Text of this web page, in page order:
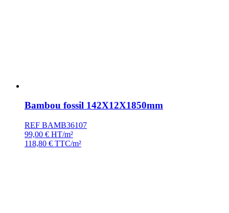
Bambou fossil 142X12X1850mm
REF BAMB36107
99,00 € HT/m²
118,80 € TTC/m²